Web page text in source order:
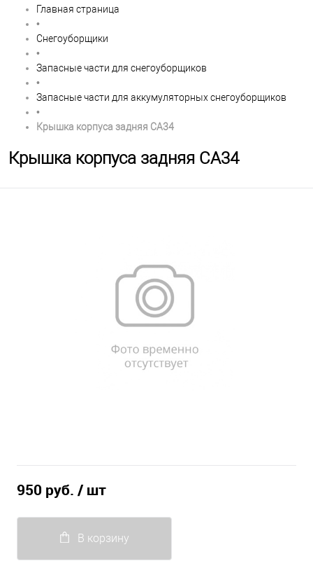
Главная страница
•
Снегоуборщики
•
Запасные части для снегоуборщиков
•
Запасные части для аккумуляторных снегоуборщиков
•
Крышка корпуса задняя CA34
Крышка корпуса задняя CA34
950 руб. / шт
В корзину